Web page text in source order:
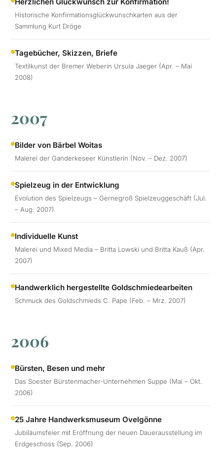
Herzlichen Glückwunsch zur Konfirmation!
Historische Konfirmationsglückwunschkarten aus der
Sammlung Kurt Dröge
Tagebücher, Skizzen, Briefe
Textilkunst der Bremer Weberin Ursula Jaeger (Apr. – Mai
2008)
2007
Bilder von Bärbel Woitas
Malerei der Ganderkeseer Künstlerin (Nov. – Dez. 2007)
Spielzeug in der Entwicklung
Evolution des Spielzeugs – Gernegroß Spielzeuggeschäft (Jul.
– Aug. 2007)
Individuelle Kunst
Malerei und Mixed Media – Britta Lowski und Britta Kauß (Apr.
2007)
Handwerklich hergestellte Goldschmiedearbeiten
Schmuck des Goldschmieds C. Pape (Feb. – Mrz. 2007)
2006
Bürsten, Besen und mehr
Das Soester Bürstenmacher-Unternehmen Suppe (Mai – Okt.
2006)
25 Jahre Handwerksmuseum Ovelgönne
Jubiläumsfeier mit Eröffnung der neuen Dauerausstellung im
Erdgeschoss (Sep. 2006)